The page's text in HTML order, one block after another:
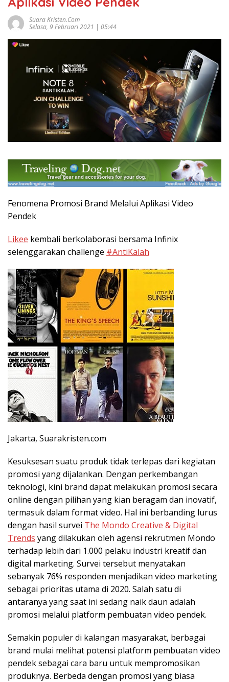
Suara Kristen.com
Selasa, 9 Februari 2021 | 05:44
Fenomena Promosi Brand Melalui Aplikasi Video
Pendek
Likee kembali berkolaborasi bersama Infinix
selenggarakan challenge #AntiKalah
Jakarta, Suarakristen.com
Kesuksesan suatu produk tidak terlepas dari kegiatan
promosi yang dijalankan. Dengan perkembangan
teknologi, kini brand dapat melakukan promosi secara
online dengan pilihan yang kian beragam dan inovatif,
termasuk dalam format video. Hal ini berbanding lurus
dengan hasil survei The Mondo Creative & Digital
Trends yang dilakukan oleh agensi rekrutmen Mondo
terhadap lebih dari 1.000 pelaku industri kreatif dan
digital marketing. Survei tersebut menyatakan
sebanyak 76% responden menjadikan video marketing
sebagai prioritas utama di 2020. Salah satu di
antaranya yang saat ini sedang naik daun adalah
promosi melalui platform pembuatan video pendek.
Semakin populer di kalangan masyarakat, berbagai
brand mulai melihat potensi platform pembuatan video
pendek sebagai cara baru untuk mempromosikan
produknya. Berbeda dengan promosi yang biasa